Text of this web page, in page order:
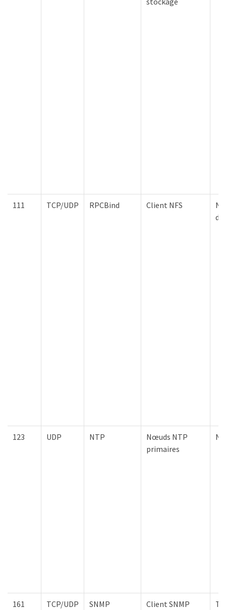
111 TCP/UDP RPCBind Client NFS
123 UDP NTP
Nœuds NTP
primaires
161 TCP/UDP SNMP Client SNMP